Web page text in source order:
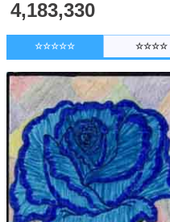
4,183,330
☆☆☆☆☆ ☆☆☆☆